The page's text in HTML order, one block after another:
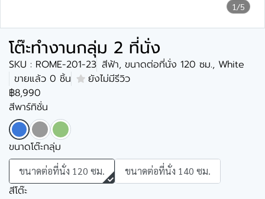
1/5
โต๊ะทำงานกลุ่ม 2 ที่นั่ง
SKU : ROME-201-23 สีฟ้า, ขนาดต่อที่นั่ง 120 ซม., White
ขายแล้ว 0 ชิ้น
ยังไม่มีรีวิว
฿8,990
สีพาร์ทิชั่น
ขนาดโต๊ะกลุ่ม
ขนาดต่อที่นั่ง 120 ซม. ขนาดต่อที่นั่ง 140 ซม.
สีโต๊ะ